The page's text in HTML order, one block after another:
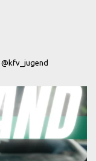
@kfv_jugend